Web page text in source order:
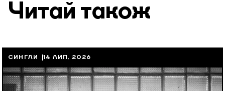
Читай також
СИНГЛИ 14 ЛИП, 2026